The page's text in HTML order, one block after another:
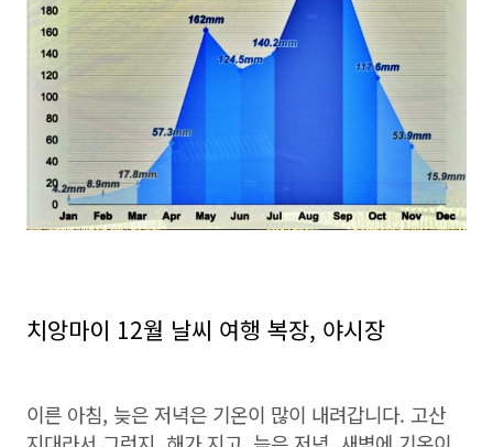
치앙마이 12월 날씨 여행 복장, 야시장
이른 아침, 늦은 저녁은 기온이 많이 내려갑니다. 고산